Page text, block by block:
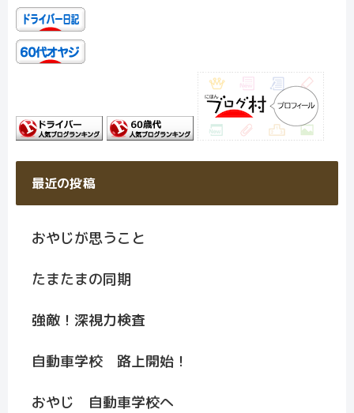
最近の投稿
おやじが思うこと
たまたまの同期
強敵！深視力検査
自動車学校 路上開始！
おやじ 自動車学校へ